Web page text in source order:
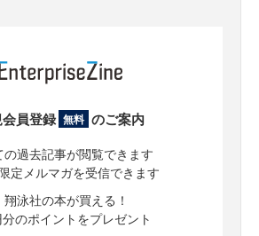
員登録 無料 のご案内
の過去記事が閲覧できます
定メルマガを受信できます
翔泳社の本が買える！
のポイントをプレゼント